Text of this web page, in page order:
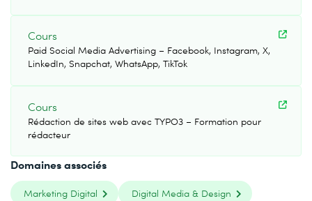
Cours
Paid Social Media Advertising – Facebook, Instagram, X,
LinkedIn, Snapchat, WhatsApp, TikTok
Cours
Rédaction de sites web avec TYPO3 – Formation pour
rédacteur
Domaines associés
Marketing Digital
Digital Media & Design